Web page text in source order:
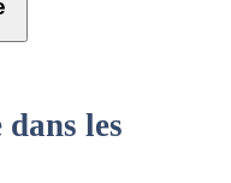
dans les